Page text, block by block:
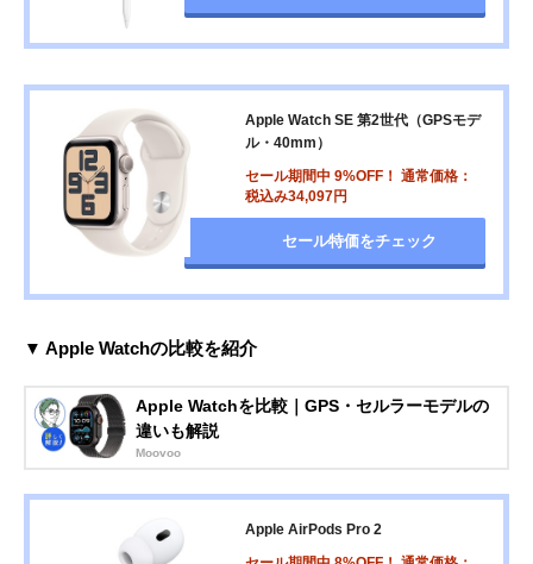
Apple Watch SE 第2世代（GPSモデ
ル・40mm）
セール期間中 9%OFF！ 通常価格：
税込み34,097円
セール特価をチェック
▼ Apple Watchの比較を紹介
Apple Watchを比較｜GPS・セルラーモデルの
違いも解説
Moovoo
Apple AirPods Pro 2